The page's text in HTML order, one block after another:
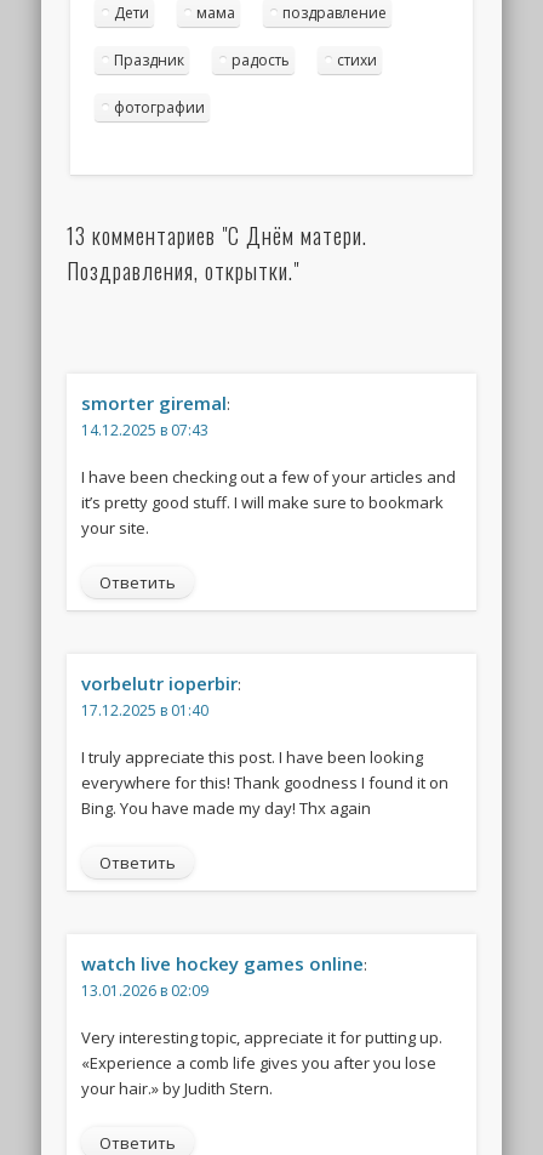
Дети мама поздравление
Праздник радость стихи
фотографии
13 комментариев "С Днём матери.
Поздравления, открытки."
smorter giremal:
14.12.2025 в 07:43
I have been checking out a few of your articles and
it’s pretty good stuff. I will make sure to bookmark
your site.
Ответить
vorbelutr ioperbir:
17.12.2025 в 01:40
I truly appreciate this post. I have been looking
everywhere for this! Thank goodness I found it on
Bing. You have made my day! Thx again
Ответить
watch live hockey games online:
13.01.2026 в 02:09
Very interesting topic, appreciate it for putting up.
«Experience a comb life gives you after you lose
your hair.» by Judith Stern.
Ответить